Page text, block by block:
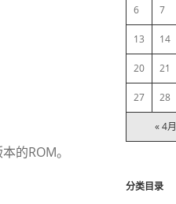
的ROM。
a
r
« 4月
6 7
13 14
20 21
27 28
分类目录